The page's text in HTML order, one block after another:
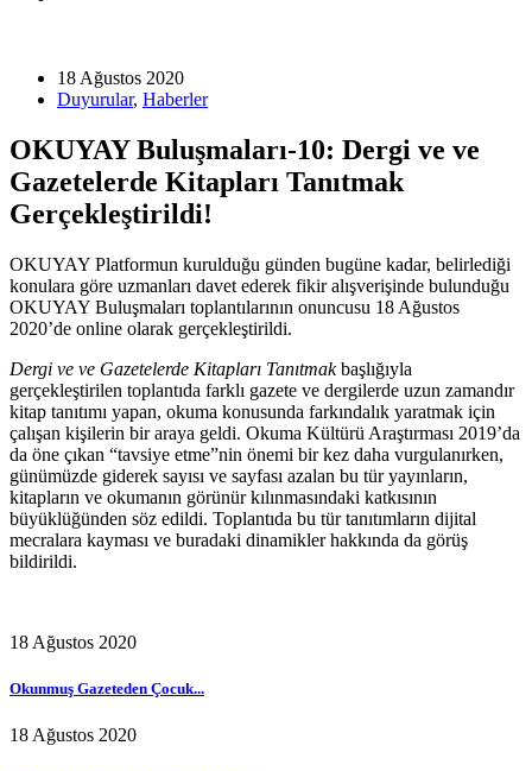
18 Ağustos 2020
Duyurular, Haberler
OKUYAY Buluşmaları-10: Dergi ve ve
Gazetelerde Kitapları Tanıtmak
Gerçekleştirildi!
OKUYAY Platformun kurulduğu günden bugüne kadar, belirlediği
konulara göre uzmanları davet ederek fikir alışverişinde bulunduğu
OKUYAY Buluşmaları toplantılarının onuncusu 18 Ağustos
2020’de online olarak gerçekleştirildi.
Dergi ve ve Gazetelerde Kitapları Tanıtmakbaşlığıyla
gerçekleştirilen toplantıda farklı gazete ve dergilerde uzun zamandır
kitap tanıtımı yapan, okuma konusunda farkındalık yaratmak için
çalışan kişilerin bir araya geldi. Okuma Kültürü Araştırması 2019’da
da öne çıkan “tavsiye etme”nin önemi bir kez daha vurgulanırken,
günümüzde giderek sayısı ve sayfası azalan bu tür yayınların,
kitapların ve okumanın görünür kılınmasındaki katkısının
büyüklüğünden söz edildi. Toplantıda bu tür tanıtımların dijital
mecralara kayması ve buradaki dinamikler hakkında da görüş
bildirildi.
18 Ağustos 2020
Okunmuş Gazeteden Çocuk...
18 Ağustos 2020